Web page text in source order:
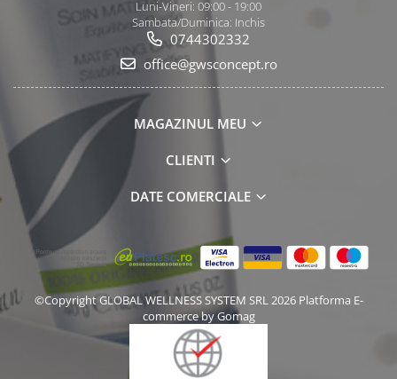
Luni-Vineri: 09:00 - 19:00
Sambata/Duminica: Inchis
0744302332
office@gwsconcept.ro
MAGAZINUL MEU
CLIENTI
DATE COMERCIALE
©Copyright GLOBAL WELLNESS SYSTEM SRL 2026 Platforma E-
commerce by Gomag